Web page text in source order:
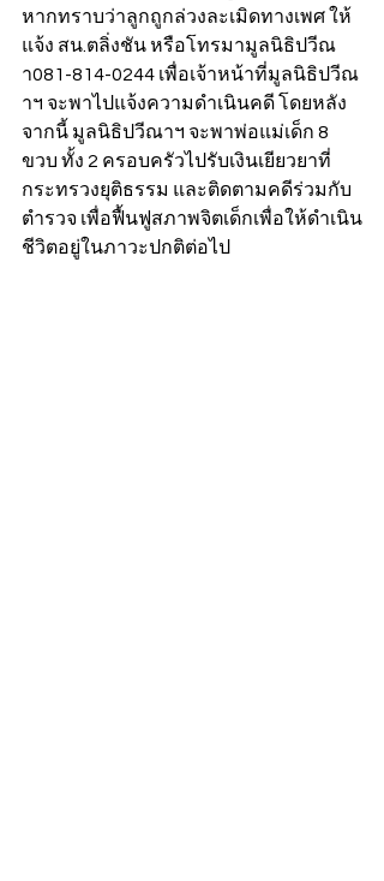
หากทราบว่าลูกถูกล่วงละเมิดทางเพศ ให้
แจ้ง สน.ตลิ่งชัน หรือโทรมามูลนิธิปวีณ
า081-814-0244 เพื่อเจ้าหน้าที่มูลนิธิปวีณ
าฯ จะพาไปแจ้งความดำเนินคดี โดยหลัง
จากนี้ มูลนิธิปวีณาฯ จะพาพ่อแม่เด็ก 8
ขวบ ทั้ง 2 ครอบครัวไปรับเงินเยียวยาที่
กระทรวงยุติธรรม และติดตามคดีร่วมกับ
ตำรวจ เพื่อฟื้นฟูสภาพจิตเด็กเพื่อให้ดำเนิน
ชีวิตอยู่ในภาวะปกติต่อไป